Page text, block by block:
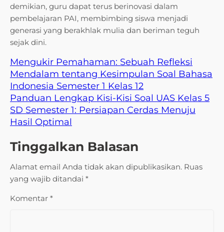
demikian, guru dapat terus berinovasi dalam
pembelajaran PAI, membimbing siswa menjadi
generasi yang berakhlak mulia dan beriman teguh
sejak dini.
Mengukir Pemahaman: Sebuah Refleksi
Mendalam tentang Kesimpulan Soal Bahasa
Indonesia Semester 1 Kelas 12
Panduan Lengkap Kisi-Kisi Soal UAS Kelas 5
SD Semester 1: Persiapan Cerdas Menuju
Hasil Optimal
Tinggalkan Balasan
Alamat email Anda tidak akan dipublikasikan. Ruas
yang wajib ditandai *
Komentar *